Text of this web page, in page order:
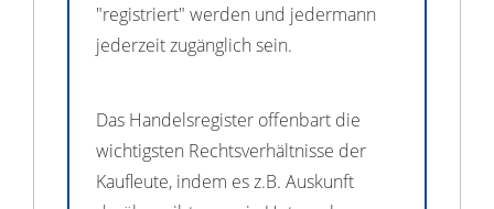
"registriert" werden und jedermann
jederzeit zugänglich sein.
Das Handelsregister offenbart die
wichtigsten Rechtsverhältnisse der
Kaufleute, indem es z.B. Auskunft